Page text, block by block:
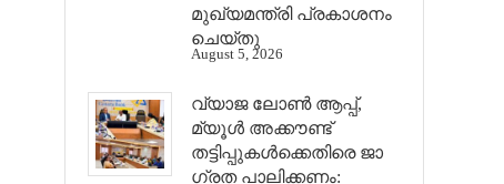
മുഖ്യമന്ത്രി പ്രകാശനം
ചെയ്തു
August 5, 2026
വ്യാജ ലോൺ ആപ്പ്,
മ്യൂൾ അക്കൗണ്ട്
തട്ടിപ്പുകൾക്കെതിരെ ജാ​
ഗ്രത പാലിക്കണം: